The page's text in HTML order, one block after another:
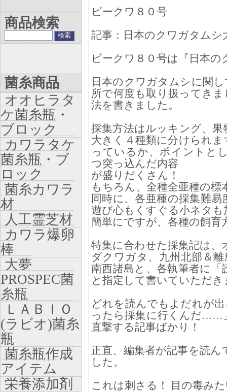
ビークワ８０号
記事：日本のクワガタムシ
ビークワ８０号は『日本
日本のクワガタムシに関
所で何度も取り扱ってき
法を書きました。
採集方法はルッキング、
大きく４種類に分けられ
っているか、ポイントと
つ突っ込んだ内容
が盛りだくさん！
もちろん、全種全亜種の
同時に、各亜種の採集難
遊び心もくすぐる小ネタも
簡単にですが、各種の飼
特集に合わせた採集記は
ダクワガタ、九州北部＆
南西諸島と、各執筆者に
と指定して書いていただき
どれを読んでもよだれが
ったら採集に行くんだ……
直撃する記事ばかり！
正直、編集者が記事を読
した。
これは刺さる！ 目の毒み
商品検索
菌糸商品
オオヒラタ
ケ菌糸瓶・
ブロック
カワラタケ
菌糸瓶・ブ
ロック
菌糸カワラ
材
人工霊芝材
カワラ爆卵
棒
大夢
PROSPEC菌
糸瓶
ＬＡＢＩＯ
(ラビオ)菌糸
瓶
菌糸瓶作成
アイテム
栄養添加剤